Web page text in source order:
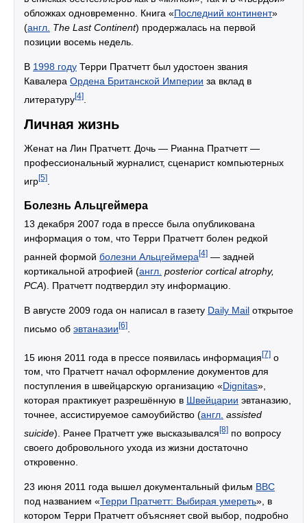
обложках одновременно. Книга «Последний континент»
(англ. The Last Continent) продержалась на первой
позиции восемь недель.
В 1998 году Терри Пратчетт был удостоен звания
Кавалера Ордена Британской Империи за вклад в
литературу[4]
Личная жизнь
Женат на Лин Пратчетт. Дочь — Рианна Пратчетт —
профессиональный журналист, сценарист компьютерных
игр[5]
Болезнь Альцгеймера
13 декабря 2007 года в прессе была опубликована
информация о том, что Терри Пратчетт болен редкой
ранней формой болезни Альцгеймера [4] — задней
кортикальной атрофией (англ. posterior cortical atrophy,
PCA). Пратчетт подтвердил эту информацию.
В августе 2009 года он написал в газету Daily Mail открытое
письмо об эвтаназии[6]
15 июня 2011 года в прессе появилась информация[7] о
том, что Пратчетт начал оформление документов для
поступления в швейцарскую организацию «Dignitas»,
которая практикует разрешённую в Швейцарии эвтаназию,
точнее, ассистируемое самоубийство (англ. аssisted
suicide). Ранее Пратчетт уже высказывался [8] по вопросу
своего добровольного ухода из жизни достаточно
откровенно.
23 июня 2011 года вышел документальный фильм BBC
под названием «Терри Пратчетт: Выбирая умереть», в
котором Терри Пратчетт объясняет свой выбор, подробно